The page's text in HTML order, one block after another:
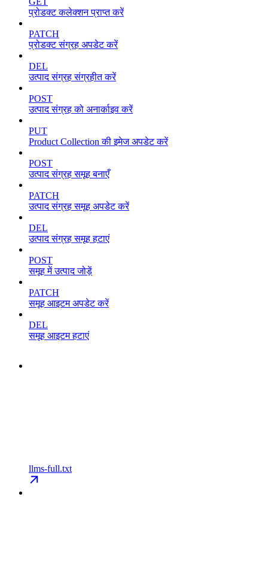
प्रोडक्ट कलेक्शन प्राप्त करें
PATCH
प्रोडक्ट संग्रह अपडेट करें
DEL
उत्पाद संग्रह संग्रहीत करें
POST
उत्पाद संग्रह को अनार्काइव करें
PUT
Product Collection की इमेज अपडेट करें
POST
उत्पाद संग्रह समूह बनाएँ
PATCH
उत्पाद संग्रह समूह अपडेट करें
DEL
उत्पाद संग्रह समूह हटाएं
POST
समूह में उत्पाद जोड़ें
PATCH
समूह आइटम अपडेट करें
DEL
समूह आइटम हटाएं
llms-full.txt